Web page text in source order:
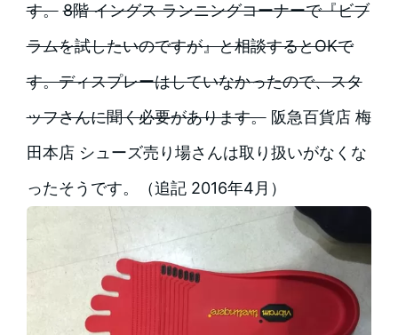
す。 8階 イングス ランニングコーナーで『ビブ
ラムを試したいのですが』と相談するとOKで
す。ディスプレーはしていなかったので、スタ
ッフさんに聞く必要があります。阪急百貨店 梅
田本店 シューズ売り場さんは取り扱いがなくな
ったそうです。（追記 2016年4月）